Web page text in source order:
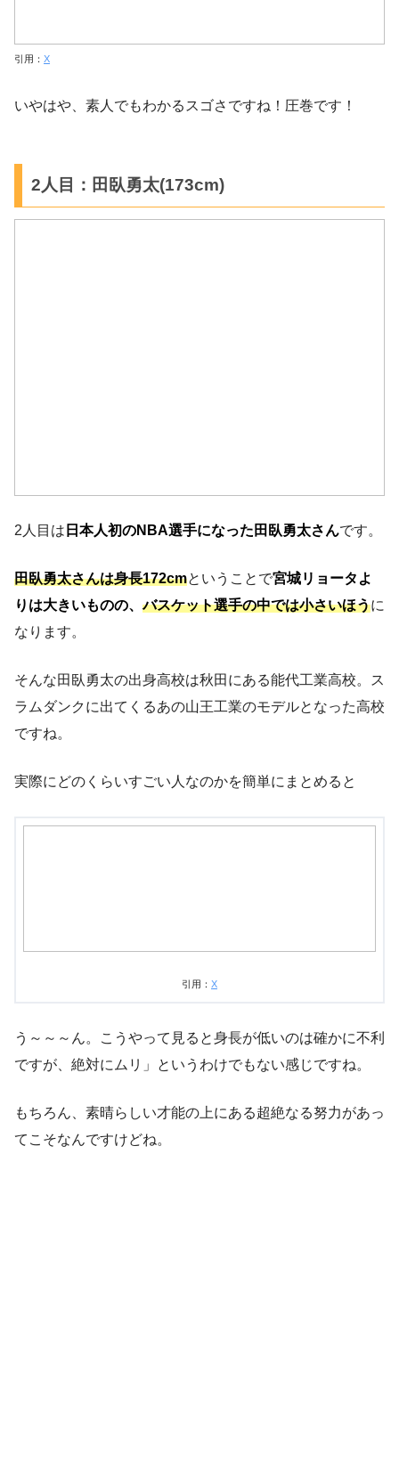
引用： X
いやはや、素人でもわかるスゴさですね！圧巻です！
2人目：田臥勇太(173cm)
2人目は 日本人初のNBA選手になった田臥勇太さんです。
田臥勇太さんは身長172cmということで宮城リョータよ
りは大きいものの、バスケット選手の中では小さいほうに
なります。
そんな田臥勇太の出身高校は秋田にある能代工業高校。ス
ラムダンクに出てくるあの山王工業のモデルとなった高校
ですね。
実際にどのくらいすごい人なのかを簡単にまとめると
引用： X
う～～～ん。こうやって見ると身長が低いのは確かに不利
ですが、絶対にムリ」というわけでもない感じですね。
もちろん、素晴らしい才能の上にある超絶なる努力があっ
てこそなんですけどね。